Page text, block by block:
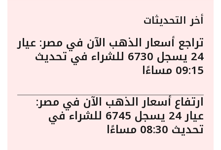
أخر التحديثات
تراجع أسعار الذهب الآن في مصر: عيار
24 يسجل 6730 للشراء في تحديث
09:15 مساءًا
ارتفاع أسعار الذهب الآن في مصر:
عيار 24 يسجل 6745 للشراء في
تحديث 08:30 مساءًا